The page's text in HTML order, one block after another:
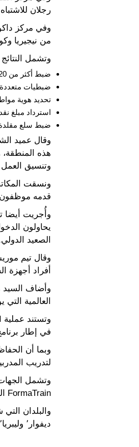
رجلان
من نيجيريا
وتشمل
ضبط أكثر من 20 مركبة - من بينها سيارات فاخرة من بلجيكا وفرنسا وإيطاليا - مسجلة على أنها مسروقة في قواعد بيانات الإنتربول؛
ضبطيات متعددة
تحديد هوية
استرداد مبلغ نقدي قدره 000 332 دولار من دولارات الولايات
ضبط سلع
وقال عميد
هذه المنطقة،
وتنسيق
ونسقت
قدمه موظفون
وأُجريت أيضا
يحاولون
الصعيد
أفراد أجهزة
وأضاف السيد
العالمية
في إطار
وبما أن
لتدريب
FormaTrain التي أوفدت خبراء في مجال تبيّن المركبات إلى مراكز حدودية برية رئيسية.
ديفوار٬ وليبريا٬ ومالي٬ والنيجر٬ ونيجيريا.